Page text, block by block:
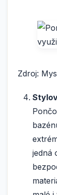
Zdroj:
jedná